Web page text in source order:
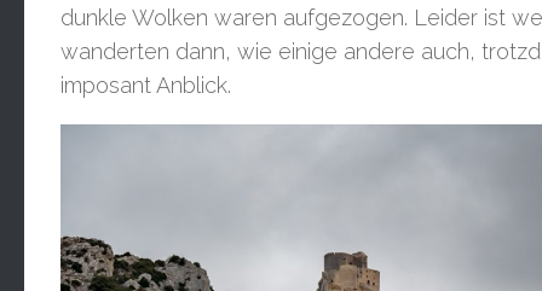
dunkle Wolken waren aufgezogen. Leider ist
wanderten dann, wie einige andere auch,
imposant Anblick.